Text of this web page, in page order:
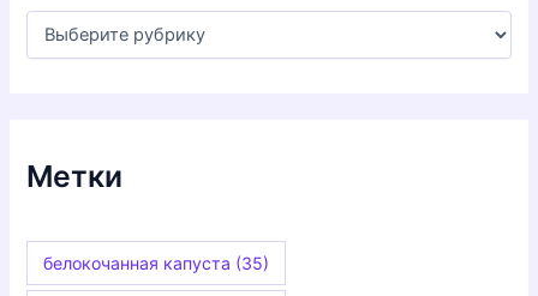
и
Метки
белокочанная капуста (35)